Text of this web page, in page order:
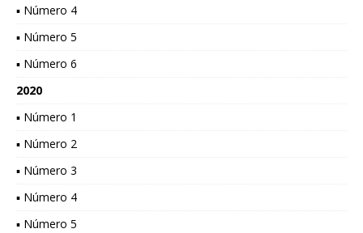
▪ Número 4
▪ Número 5
▪ Número 6
2020
▪ Número 1
▪ Número 2
▪ Número 3
▪ Número 4
▪ Número 5